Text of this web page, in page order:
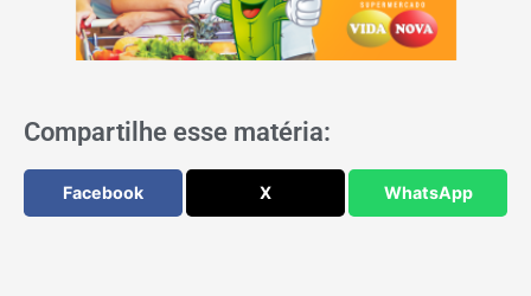
Compartilhe esse matéria:
Facebook X WhatsApp